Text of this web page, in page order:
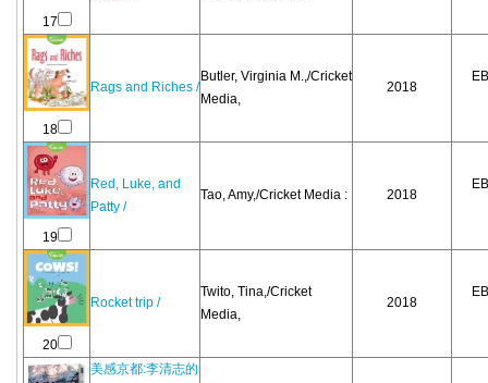
17
18
Rags and Riches /
Butler, Virginia M.,/Cricket
Media,
2018
19
Red, Luke, and
Patty /
Tao, Amy,/Cricket Media : 2018
20
Rocket trip /
Twito, Tina,/Cricket
Media,
2018
美感京都:李清志的